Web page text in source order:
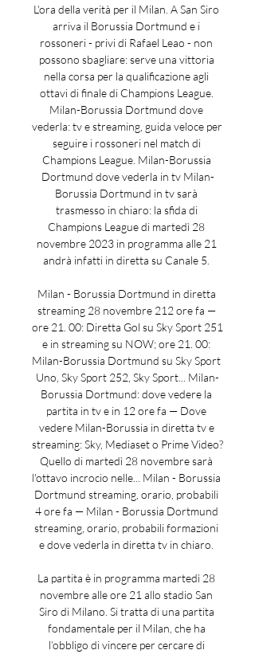
L'ora della verità per il Milan. A San Siro
arriva il Borussia Dortmund e i
rossoneri - privi di Rafael Leao - non
possono sbagliare: serve una vittoria
nella corsa per la qualificazione agli
ottavi di finale di Champions League.
Milan-Borussia Dortmund dove
vederla: tv e streaming, guida veloce per
seguire i rossoneri nel match di
Champions League. Milan-Borussia
Dortmund dove vederla in tv Milan-
Borussia Dortmund in tv sarà
trasmesso in chiaro: la sfida di
Champions League di martedì 28
novembre 2023 in programma alle 21
andrà infatti in diretta su Canale 5.
Milan - Borussia Dortmund in diretta
streaming 28 novembre 212 ore fa —
ore 21. 00: Diretta Gol su Sky Sport 251
e in streaming su NOW; ore 21. 00:
Milan-Borussia Dortmund su Sky Sport
Uno, Sky Sport 252, Sky Sport... Milan-
Borussia Dortmund: dove vedere la
partita in tv e in 12 ore fa — Dove
vedere Milan-Borussia in diretta tv e
streaming: Sky, Mediaset o Prime Video?
Quello di martedì 28 novembre sarà
l'ottavo incrocio nelle... Milan - Borussia
Dortmund streaming, orario, probabili
4 ore fa — Milan - Borussia Dortmund
streaming, orario, probabili formazioni
e dove vederla in diretta tv in chiaro.
La partita è in programma martedì 28
novembre alle ore 21 allo stadio San
Siro di Milano. Si tratta di una partita
fondamentale per il Milan, che ha
l’obbligo di vincere per cercare di